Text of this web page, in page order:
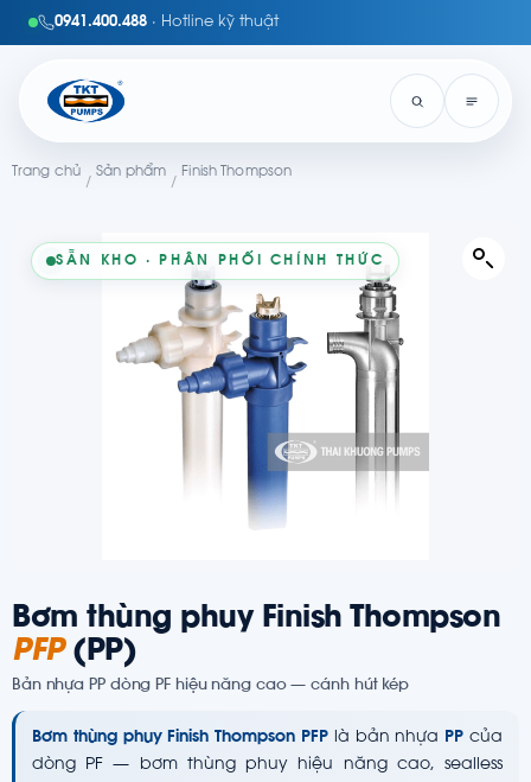
0941.400.488 · Hotline kỹ thuật
Trang chủ
/
Sản phẩm
/
Finish Thompson
SẴN KHO · PHÂN PHỐI CHÍNH THỨC
Bơm thùng phuy Finish Thompson
PFP(PP)
Bản nhựa PP dòng PF hiệu năng cao — cánh hút kép
Bơm thùng phuy Finish Thompson PFP là bản nhựa PP của
dòng PF — bơm thùng phuy hiệu năng cao, sealless